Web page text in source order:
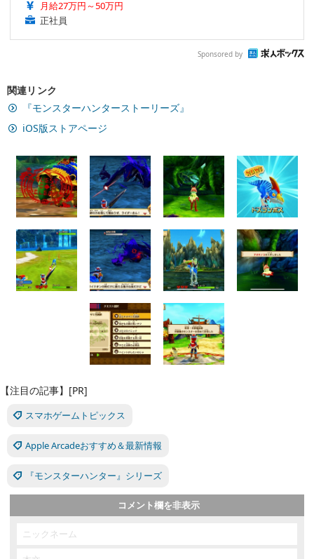
月給27万円～50万円
正社員
Sponsored by
関連リンク
『モンスターハンターストーリーズ』
iOS版ストアページ
【注目の記事】[PR]
スマホゲームトピックス
Apple Arcadeおすすめ＆最新情報
『モンスターハンター』シリーズ
コメント欄を非表示